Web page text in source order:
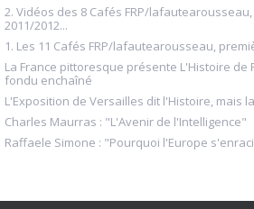
2. Vidéos des 8 Cafés FRP/
2011/2012...
1. Les 11 Cafés FRP/lafautearousseau,
La France pittoresque présente L'Histoire de
fondu enchaîné
L'Exposition de Versailles dit l'Histoire, mais
Charles Maurras : "L'Avenir de l'Intelligence"
Raffaele Simone : "Pourquoi l'Europe